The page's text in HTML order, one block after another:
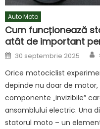
Auto Moto
Cum funcționează
atât de important
Posted
on
30 septembrie 2025
Orice motociclist
depinde nu doar de
componente „invizibile”
ansamblului electric. Una
statorul moto – un